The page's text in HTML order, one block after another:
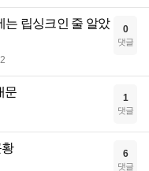
는 립싱크인 줄 알았
0
댓글
문 1
댓글
6
댓글